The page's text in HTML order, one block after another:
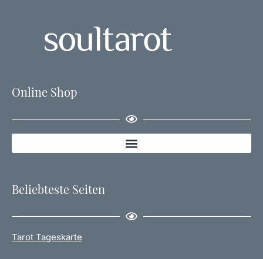
Online Shop
Beliebteste Seiten
Tarot Tageskarte